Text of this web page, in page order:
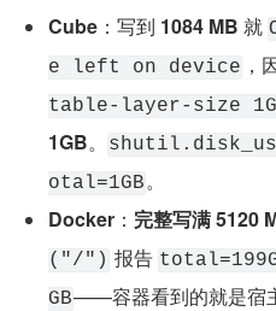
Cube ：写到 1084 MB 就
e left on device ，
table-layer-size 1G
1GB。
otal=1GB。
Docker ： 完整写满 5120
("/") 报告
GB——容器看到的就是宿